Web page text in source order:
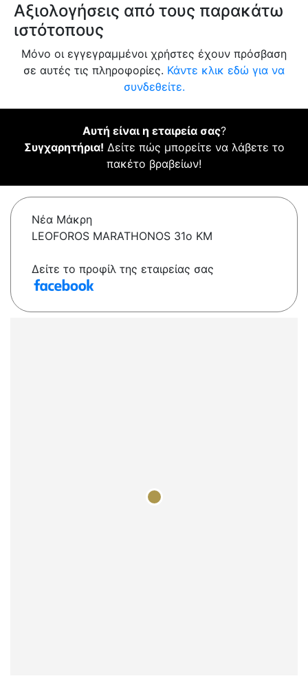
Αξιολογήσεις από τους παρακάτω
ιστότοπους
Μόνο οι εγγεγραμμένοι χρήστες έχουν πρόσβαση
σε αυτές τις πληροφορίες. Κάντε κλικ εδώ για να
συνδεθείτε.
Αυτή είναι η εταιρεία σας?
Συγχαρητήρια! Δείτε πώς μπορείτε να λάβετε το
πακέτο βραβείων!
Νέα Μάκρη
LEOFOROS MARATHONOS 31o KM
Δείτε το προφίλ της εταιρείας σας